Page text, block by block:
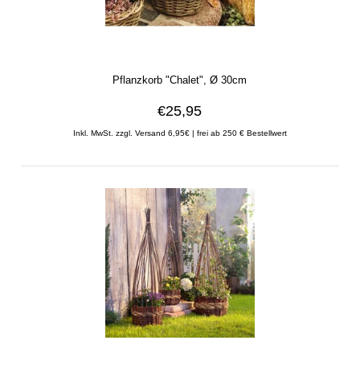
Pflanzkorb "Chalet", Ø 30cm
€25,95
Inkl. MwSt. zzgl. Versand 6,95€ | frei ab 250 € Bestellwert